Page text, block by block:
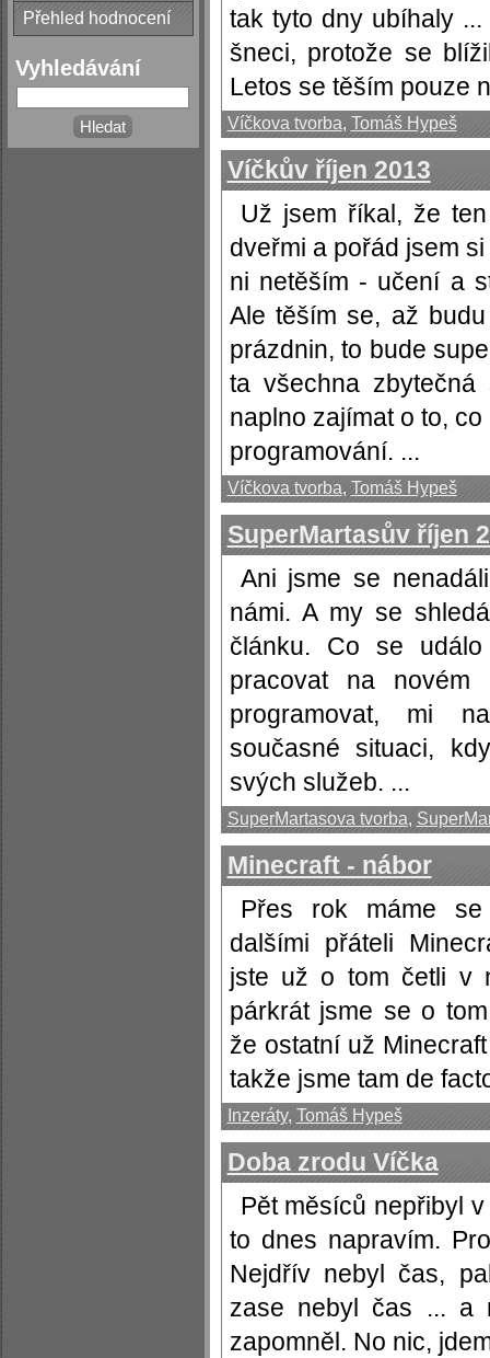
Přehled hodnocení
Vyhledávání
tak tyto dny ubíhaly
šneci, protože se
Letos se těším pouze
Víčkova tvorba, Tomáš Hypeš
Víčkův říjen 2013
Už jsem říkal, že
dveřmi a pořád jsem
ni netěším - učení a
Ale těším se, až
prázdnin, to bude
ta všechna
naplno zajímat o to,
programování. ...
Víčkova tvorba, Tomáš Hypeš
SuperMartasův říjen
Ani jsme se
námi. A my se
článku. Co se
pracovat na novém
programovat, mi
současné situaci,
svých služeb. ...
SuperMartasova tvorba,
Minecraft - nábor
Přes rok máme
dalšími přáteli
jste už o tom četli v
párkrát jsme se o
že ostatní už
takže jsme tam de
Inzeráty, Tomáš Hypeš
Doba zrodu Víčka
Pět měsíců nepřibyl
to dnes napravím.
Nejdřív nebyl čas,
zase nebyl čas ... a
zapomněl. No nic,